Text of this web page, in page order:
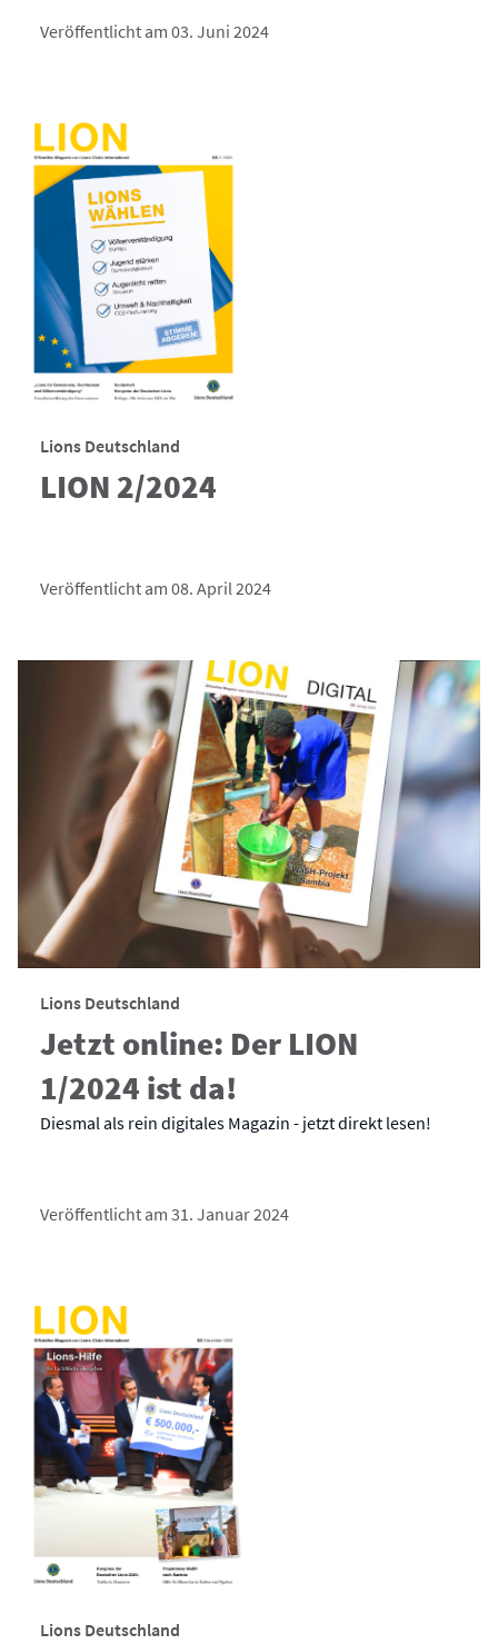
Veröffentlicht am 03. Juni 2024
Lions Deutschland
LION 2/2024
Veröffentlicht am 08. April 2024
Lions Deutschland
Jetzt online: Der LION
1/2024 ist da!
Diesmal als rein digitales Magazin - jetzt direkt lesen!
Veröffentlicht am 31. Januar 2024
Lions Deutschland